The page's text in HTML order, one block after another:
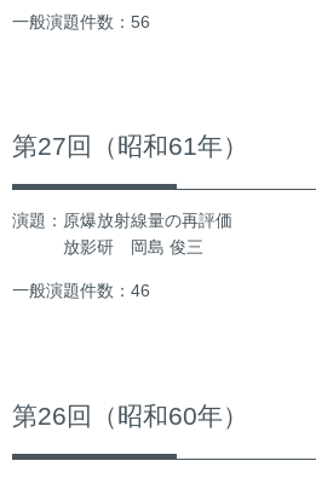
一般演題件数：56
第27回（昭和61年）
演題：原爆放射線量の再評価
放影研 岡島 俊三
一般演題件数：46
第26回（昭和60年）